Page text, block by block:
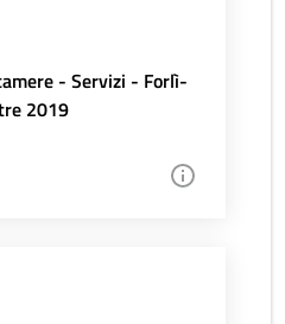
- Servizi - Forlì-
2019